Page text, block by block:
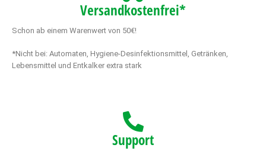
Versandkostenfrei*
Schon ab einem Warenwert von 50€!
*Nicht bei: Automaten, Hygiene-Desinfektionsmittel, Getränken,
Lebensmittel und Entkalker extra stark
Support